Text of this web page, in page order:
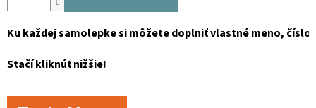
Ku každej samolepke si môžete doplniť vlastné meno,
Stačí kliknúť nižšie!